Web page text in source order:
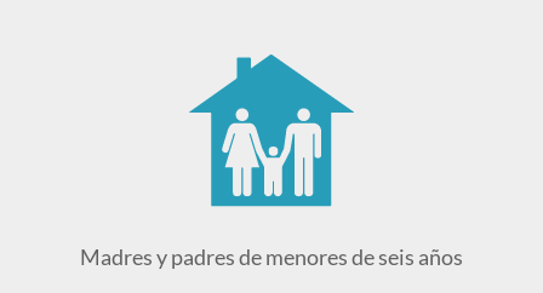
Madres y padres de menores de seis años